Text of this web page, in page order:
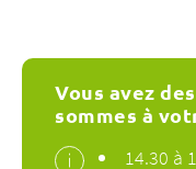
Vous avez
sommes à
14.30 à